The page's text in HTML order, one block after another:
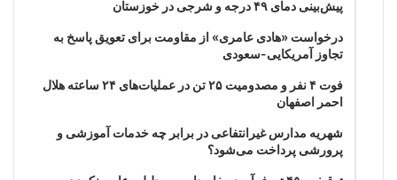
پیش‌بینی دمای ۴۹ درجه و شرجی در خوزستان
درخواست «هادی عامری» از مقاومت برای تعویق پاسخ به
تجاوز آمریکایی-سعودی
فوت ۴ نفر و مصدومیت ۲۵ تن در عملیات‌های ۲۴ ساعته هلال
احمر اصفهان
شهریه مدارس غیرانتفاعی در برابر چه خدمات آموزشی و
پرورشی پرداخت می‌شود؟